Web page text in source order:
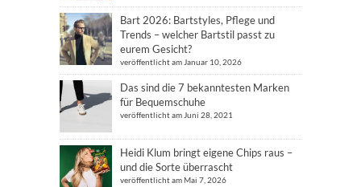
Bart 2026: Bartstyles, Pflege und
Trends – welcher Bartstil passt zu
eurem Gesicht?
veröffentlicht am Januar 10, 2026
Das sind die 7 bekanntesten Marken
für Bequemschuhe
veröffentlicht am Juni 28, 2021
Heidi Klum bringt eigene Chips raus –
und die Sorte überrascht
veröffentlicht am Mai 7, 2026